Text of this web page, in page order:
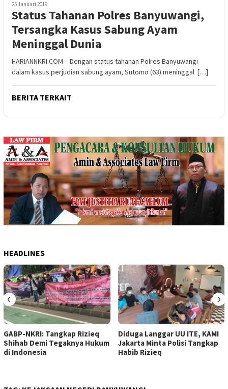
25 Januari 2019
Status Tahanan Polres Banyuwangi,
Tersangka Kasus Sabung Ayam
Meninggal Dunia
HARIANNKRI.COM – Dengan status tahanan Polres Banyuwangi
dalam kasus perjudian sabung ayam, Sutomo (63) meninggal […]
BERITA TERKAIT
HEADLINES
GABP-NKRI: Tangkap Rizieq
Shihab Demi Tegaknya Hukum
di Indonesia
Diduga Langgar UU ITE, KAMI
Jakarta Minta Polisi Tangkap
Habib Rizieq
‹ ›